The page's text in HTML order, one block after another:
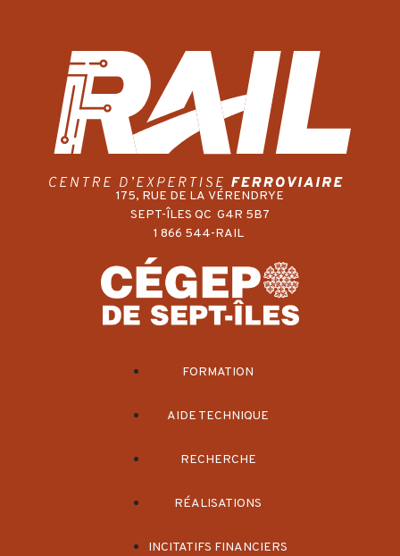
175, RUE DE LA VÉRENDRYE
SEPT-ÎLES QC G4R 5B7
1 866 544-RAIL
FORMATION
AIDE TECHNIQUE
RECHERCHE
RÉALISATIONS
INCITATIFS FINANCIERS